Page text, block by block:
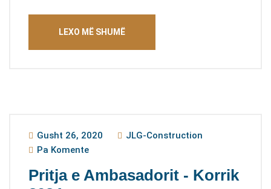
LEXO MË SHUMË
Gusht 26, 2020
JLG-Construction
Pa Komente
Pritja e Ambasadorit - Korrik